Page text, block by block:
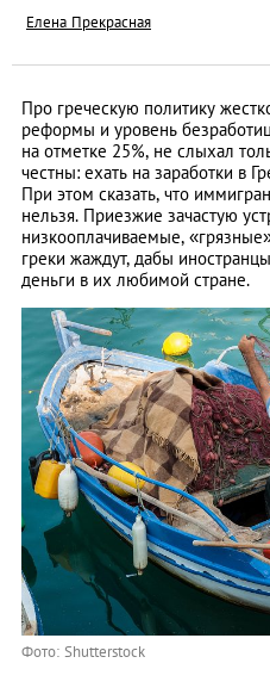
Елена Прекрасная
Про греческую политику
реформы и уровень
на отметке 25%, не слыхал
честны: ехать на заработки в
При этом сказать, что
нельзя. Приезжие зачастую
низкооплачиваемые,
греки жаждут, дабы
деньги в их любимой стране.
Фото: Shutterstock